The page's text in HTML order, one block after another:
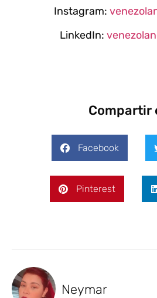
Instagram:
LinkedIn:
Compartir
Facebook
Pinterest
Neymar